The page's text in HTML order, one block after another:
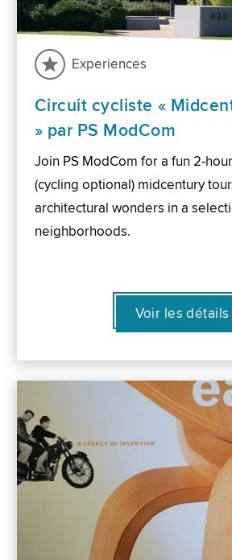
Experiences
Circuit cycliste «
» par PS ModCom
Join PS ModCom for a fun 2-
(cycling optional) midcentury
architectural wonders in a
neighborhoods.
Voir les détails